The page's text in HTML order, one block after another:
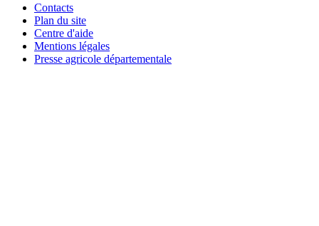
Contacts
Plan du site
Centre d'aide
Mentions légales
Presse agricole départementale